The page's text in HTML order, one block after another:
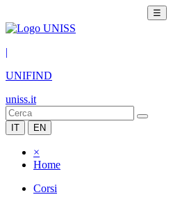
☰
|
UNIFIND
uniss.it
IT EN
×
Home
Corsi